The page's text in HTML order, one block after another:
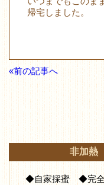
帰宅しました。
«前の記事へ
非加
◆自家採蜜 ◆完全